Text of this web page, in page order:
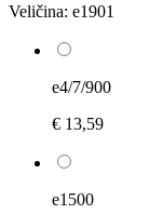
Veličina: e1901
e4/7/900
€ 13,59
e1500